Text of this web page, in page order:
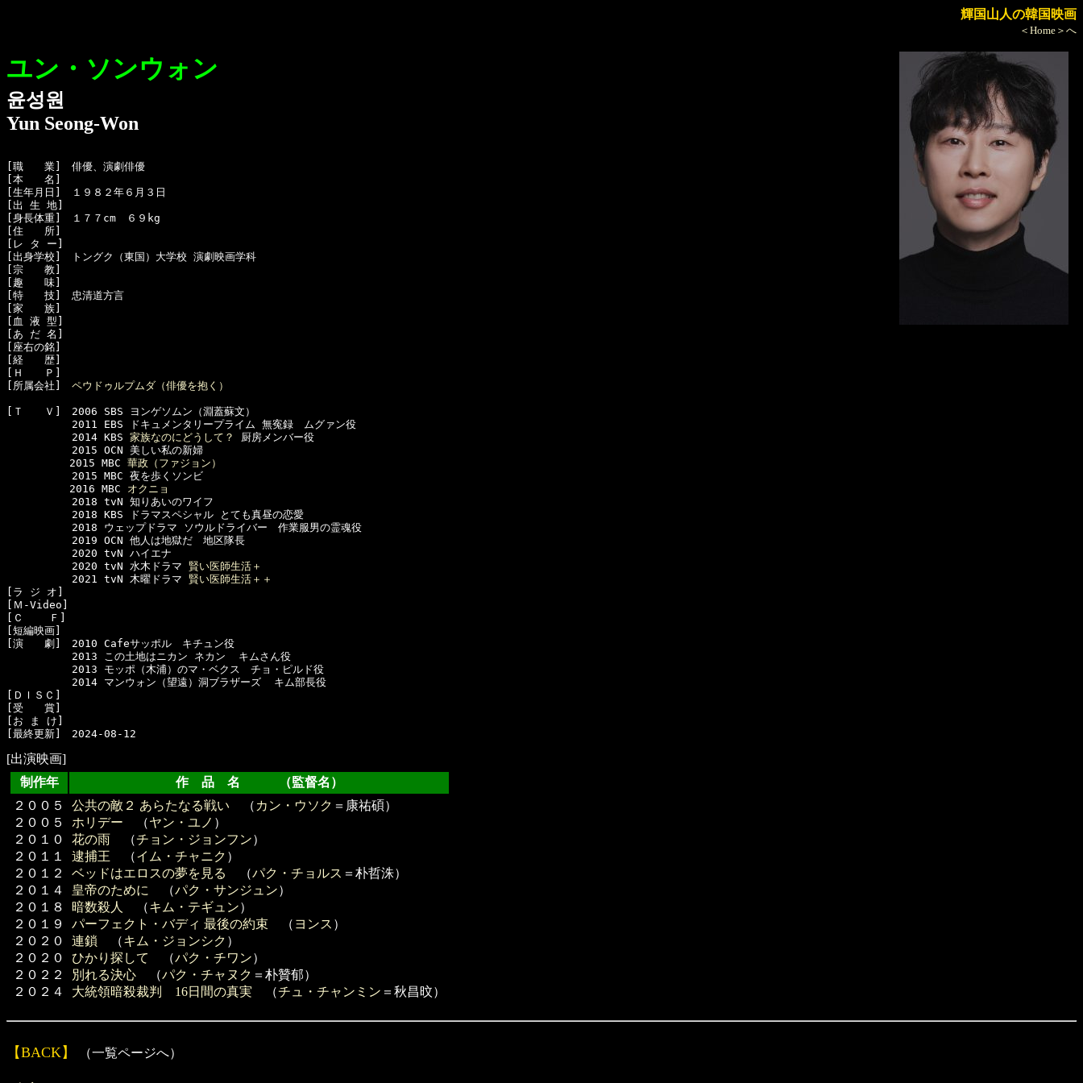
輝国山人の韓国映画
＜Home＞へ
ユン・ソンウォン
윤성원
Yun Seong-Won
[職　　業]　俳優、演劇俳優
[本　　名]
[生年月日]　１９８２年６月３日
[出 生 地]
[身長体重]　１７７cm　６９kg
[住　　所]
[レ タ ー]
[出身学校]　トングク（東国）大学校 演劇映画学科
[宗　　教]
[趣　　味]
[特　　技]　忠清道方言
[家　　族]
[血 液 型]
[あ だ 名]
[座右の銘]
[経　　歴]
[Ｈ　　Ｐ]
[所属会社] ペウドゥルプムダ（俳優を抱く）
[Ｔ　　Ｖ]　2006 SBS ヨンゲソムン（淵蓋蘇文）
  　　　　　2011 EBS ドキュメンタリープライム 無寃録　ムグァン役
  　　　　　2014 KBS
家族なのにどうして？
厨房メンバー役
  　　　　　2015 OCN 美しい私の新婦
2015 MBC 華政（ファジョン）
  　　　　　2015 MBC 夜を歩くソンビ
2016 MBC オクニョ
  　　　　　2018 tvN 知りあいのワイフ
  　　　　　2018 KBS ドラマスペシャル とても真昼の恋愛
  　　　　　2018 ウェップドラマ ソウルドライバー　作業服男の霊魂役
  　　　　　2019 OCN 他人は地獄だ　地区隊長
  　　　　　2020 tvN ハイエナ
  　　　　　2020 tvN 水木ドラマ
賢い医師生活＋
  　　　　　2021 tvN 木曜ドラマ
賢い医師生活＋＋
[ラ ジ オ]
[Ｍ-Video]
[Ｃ    Ｆ]
[短編映画]
[演　　劇]　2010 Cafeサッポル　キチュン役
  　　　　　2013 この土地はニカン ネカン  キムさん役
  　　　　　2013 モッポ（木浦）のマ・ベクス　チョ・ピルド役
  　　　　　2014 マンウォン（望遠）洞ブラザーズ  キム部長役
[ＤＩＳＣ]
[受　　賞]
[お ま け]
[出演映画]
制作年
作 品 名 （監督名）
２００５
２００５
２０１０
２０１１
２０１２
２０１４
２０１８
２０１９
２０２０
２０２０
２０２２
２０２４
公共の敵２ あらたなる戦い （ カン・ウソク ＝康祐碩）
ホリデー （ヤン・ユノ ）
花の雨 （チョン・ジョンフン）
逮捕王 （イム・チャニク ）
ベッドはエロスの夢を見る
（パク・チョルス ＝朴哲洙）
皇帝のために
（パク・サンジュン）
暗数殺人
（キム・テギュン）
パーフェクト・バディ 最後の約束 （ ヨンス ）
連鎖 （キム・ジョンシク ）
ひかり探して
（パク・チワン）
別れる決心 （パク・チャヌク ＝朴贊郁）
大統領暗殺裁判 16日間の真実 （チュ・チャンミン ＝秋昌旼）
【BACK】 （一覧ページへ）